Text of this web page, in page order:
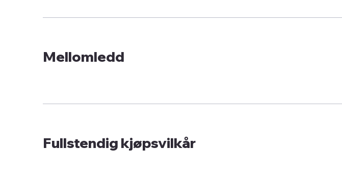
Mellomledd
Fullstendig kjøpsvilkår